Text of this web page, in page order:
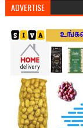
ADVERTISE